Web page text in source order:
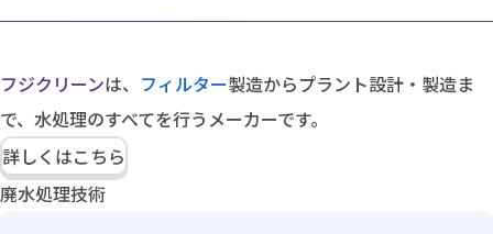
フジクリーンは、 フィルター製造からプラント設計・製造ま
で、水処理のすべてを行うメーカーです。
詳しくはこちら
廃水処理技術